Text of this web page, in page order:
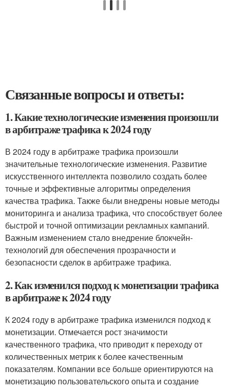
Связанные вопросы и ответы:
1. Какие технологические изменения произошли
в арбитраже трафика к 2024 году
В 2024 году в арбитраже трафика произошли
значительные технологические изменения. Развитие
искусственного интеллекта позволило создать более
точные и эффективные алгоритмы определения
качества трафика. Также были внедрены новые методы
мониторинга и анализа трафика, что способствует более
быстрой и точной оптимизации рекламных кампаний.
Важным изменением стало внедрение блокчейн-
технологий для обеспечения прозрачности и
безопасности сделок в арбитраже трафика.
2. Как изменился подход к монетизации трафика
в арбитраже к 2024 году
К 2024 году в арбитраже трафика изменился подход к
монетизации. Отмечается рост значимости
качественного трафика, что приводит к переходу от
количественных метрик к более качественным
показателям. Компании все больше ориентируются на
монетизацию пользовательского опыта и создание